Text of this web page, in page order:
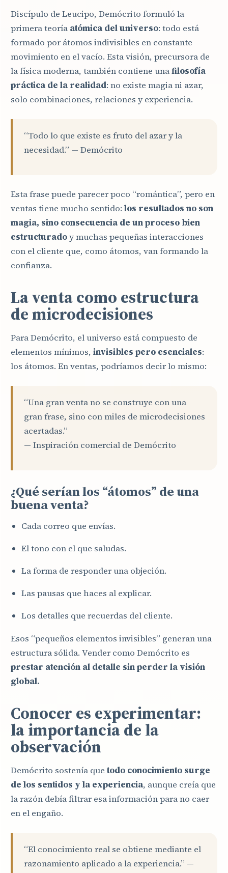
Discípulo de Leucipo, Demócrito formuló la
primera teoría atómica del universo: todo está
formado por átomos indivisibles en constante
movimiento en el vacío. Esta visión, precursora de
la física moderna, también contiene unafilosofía
práctica de la realidad: no existe magia ni azar,
solo combinaciones, relaciones y experiencia.
“Todo lo que existe es fruto del azar y la
necesidad.” — Demócrito
Esta frase puede parecer poco “romántica”, pero en
ventas tiene mucho sentido: los resultados no son
magia, sino consecuencia de un proceso bien
estructuradoy muchas pequeñas interacciones
con el cliente que, como átomos, van formando la
confianza.
La venta como estructura
de microdecisiones
Para Demócrito, el universo está compuesto de
elementos mínimos, invisibles pero esenciales:
los átomos. En ventas, podríamos decir lo mismo:
“Una gran venta no se construye con una
gran frase, sino con miles de microdecisiones
acertadas.”
— Inspiración comercial de Demócrito
¿Qué serían los “átomos” de una
buena venta?
Cada correo que envías.
El tono con el que saludas.
La forma de responder una objeción.
Las pausas que haces al explicar.
Los detalles que recuerdas del cliente.
Esos “pequeños elementos invisibles” generan una
estructura sólida. Vender como Demócrito es
prestar atención al detalle sin perder la visión
global.
Conocer es experimentar:
la importancia de la
observación
Demócrito sostenía que todo conocimiento surge
de los sentidos y la experiencia, aunque creía que
la razón debía filtrar esa información para no caer
en el engaño.
“El conocimiento real se obtiene mediante el
razonamiento aplicado a la experiencia.” —